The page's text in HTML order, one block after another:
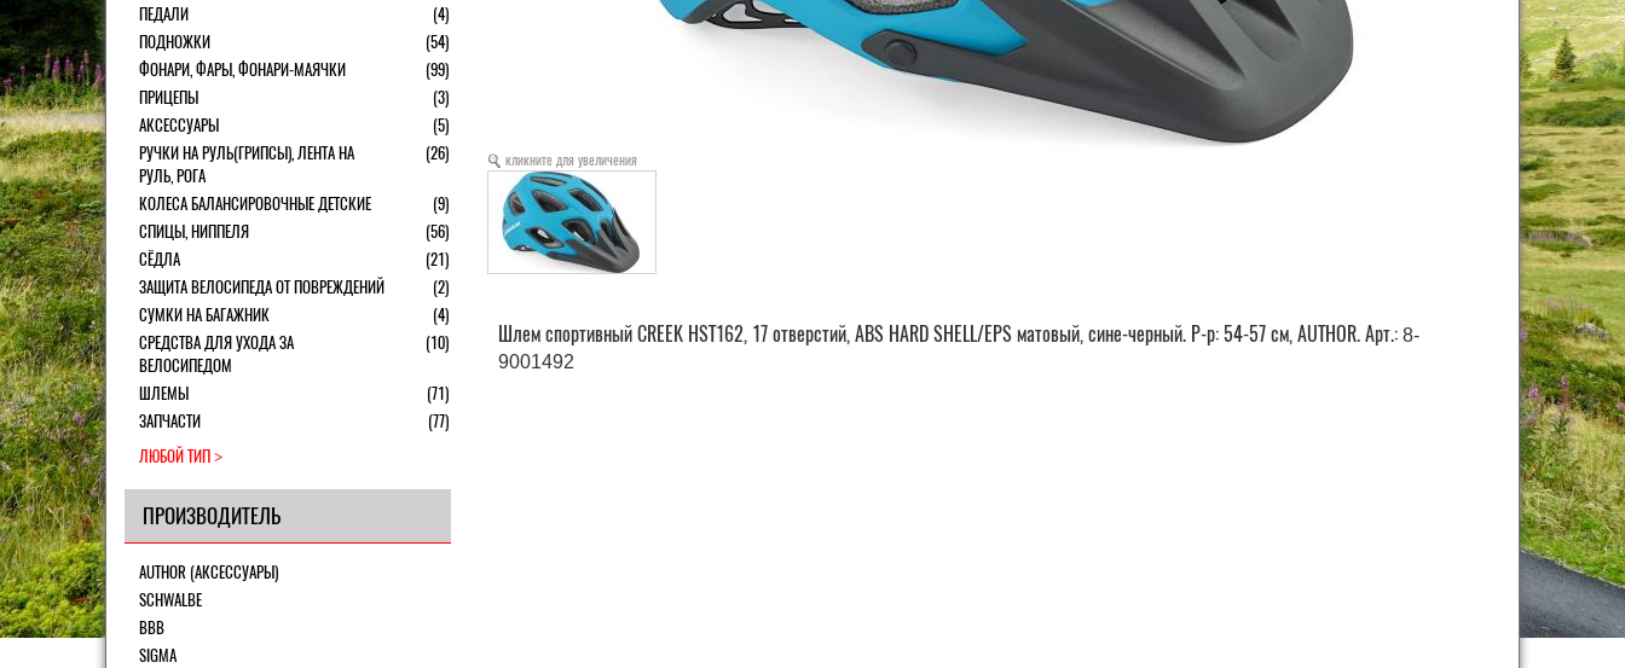
кликните для увеличения
Шлем спортивный CREEK HST162, 17 отверстий, ABS HARD SHELL/EPS матовый, сине-черный. Р-р: 54-57 см, AUTHOR. Арт.: 8-
9001492
ПЕДАЛИ
(4)
ПОДНОЖКИ
(54)
ФОНАРИ, ФАРЫ, ФОНАРИ-МАЯЧКИ
(99)
ПРИЦЕПЫ
(3)
АКСЕССУАРЫ
(5)
РУЧКИ НА РУЛЬ(ГРИПСЫ), ЛЕНТА НА
РУЛЬ, РОГА
(26)
КОЛЕСА БАЛАНСИРОВОЧНЫЕ ДЕТСКИЕ
(9)
СПИЦЫ, НИППЕЛЯ
(56)
СЁДЛА
(21)
ЗАЩИТА ВЕЛОСИПЕДА ОТ ПОВРЕЖДЕНИЙ
(2)
СУМКИ НА БАГАЖНИК
(4)
СРЕДСТВА ДЛЯ УХОДА ЗА
ВЕЛОСИПЕДОМ
(10)
ШЛЕМЫ
(71)
ЗАПЧАСТИ
(77)
ЛЮБОЙ ТИП
ПРОИЗВОДИТЕЛЬ
AUTHOR (АКСЕССУАРЫ)
SCHWALBE
BBB
SIGMA